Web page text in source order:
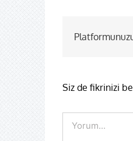
Siz de fikrinizi